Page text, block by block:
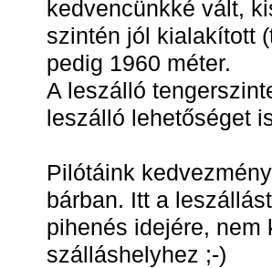
kedvencünkké vált,
szintén jól kialakított
pedig 1960 méter.
A leszálló
leszálló lehetőséget
Pilótáink
bárban. Itt a
pihenés idejére,
szálláshelyhez ;-)